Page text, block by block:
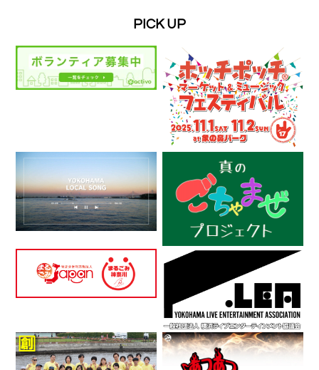
PICK UP